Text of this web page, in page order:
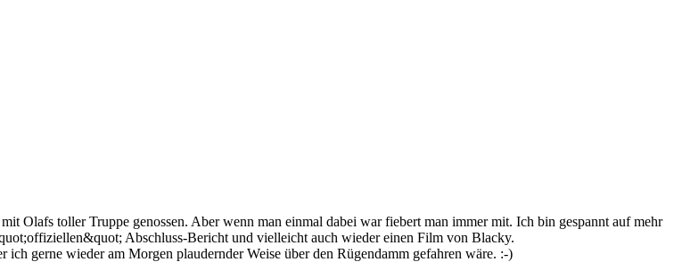
Olafs toller Truppe genossen. Aber wenn man einmal dabei war fiebert man immer mit. Ich bin gespannt auf mehr
Abschluss-Bericht und vielleicht auch wieder einen Film von Blacky.
gerne wieder am Morgen plaudernder Weise über den Rügendamm gefahren wäre. :-)